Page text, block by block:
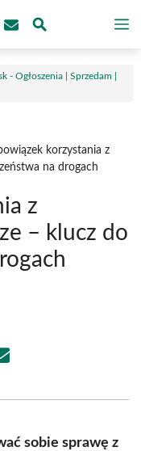
- Ogłoszenia | Sprzedam |
korzystania z
na drogach
z
– klucz do
sobie sprawę z